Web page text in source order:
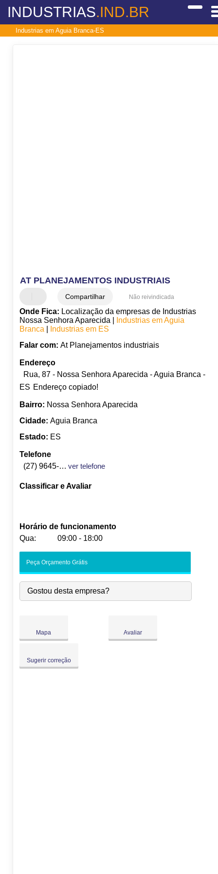
INDUSTRIAS.IND.BR
Industrias em Aguia Branca-ES
AT PLANEJAMENTOS INDUSTRIAIS
Compartilhar Não reivindicada
Onde Fica: Localização da empresas de Industrias
Nossa Senhora Aparecida |
Industrias em Aguia
Branca|
Industrias em ES
Falar com: At Planejamentos industriais
Endereço
Rua, 87 - Nossa Senhora Aparecida - Aguia Branca -
ES Endereço copiado!
Bairro: Nossa Senhora Aparecida
Cidade: Aguia Branca
Estado: ES
Telefone
(27) 9645-8892
ver telefone
Classificar e Avaliar
Horário de funcionamento
Qua:
09:00 - 18:00
-
Qua:
09:00-18:00
Qui:
09:00-18:00
Peça Orçamento Grátis
Gostou desta empresa?
Mapa Avaliar
Sugerir correção